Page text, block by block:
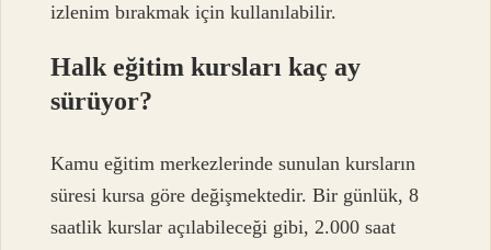
izlenim bırakmak için kullanılabilir.
Halk eğitim kursları kaç ay
sürüyor?
Kamu eğitim merkezlerinde sunulan kursların
süresi kursa göre değişmektedir. Bir günlük, 8
saatlik kurslar açılabileceği gibi, 2.000 saat